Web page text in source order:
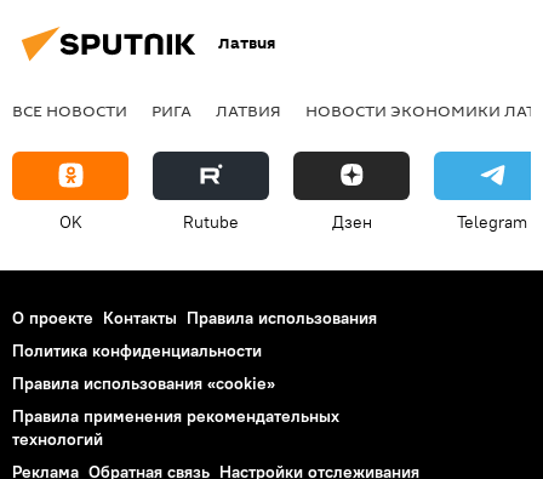
Латвия
ВСЕ НОВОСТИ РИГА ЛАТВИЯ НОВОСТИ ЭКОНОМИКИ
OK Rutube Дзен Telegram
О проекте Контакты Правила использования
Политика конфиденциальности
Правила использования «cookie»
Правила применения рекомендательных
технологий
Реклама Обратная связь Настройки отслеживания